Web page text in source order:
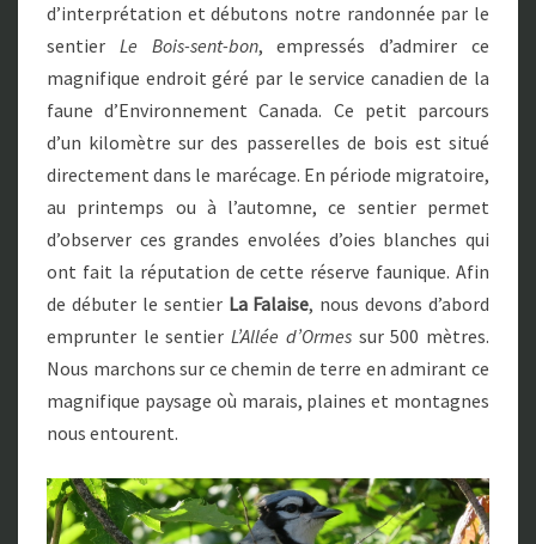
d’interprétation et débutons notre randonnée par le
sentier Le Bois-sent-bon, empressés d’admirer ce
magnifique endroit géré par le service canadien de la
faune d’Environnement Canada. Ce petit parcours
d’un kilomètre sur des passerelles de bois est situé
directement dans le marécage. En période migratoire,
au printemps ou à l’automne, ce sentier permet
d’observer ces grandes envolées d’oies blanches qui
ont fait la réputation de cette réserve faunique. Afin
de débuter le sentier La Falaise, nous devons d’abord
emprunter le sentierL’Allée d’Ormessur 500 mètres.
Nous marchons sur ce chemin de terre en admirant ce
magnifique paysage où marais, plaines et montagnes
nous entourent.